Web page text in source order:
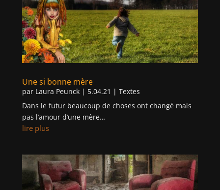
Une si bonne mère
par Laura Peunck| 5.04.21 | Textes
Dans le futur beaucoup de choses ont changé mais
pas l’amour d’une mère…
lire plus